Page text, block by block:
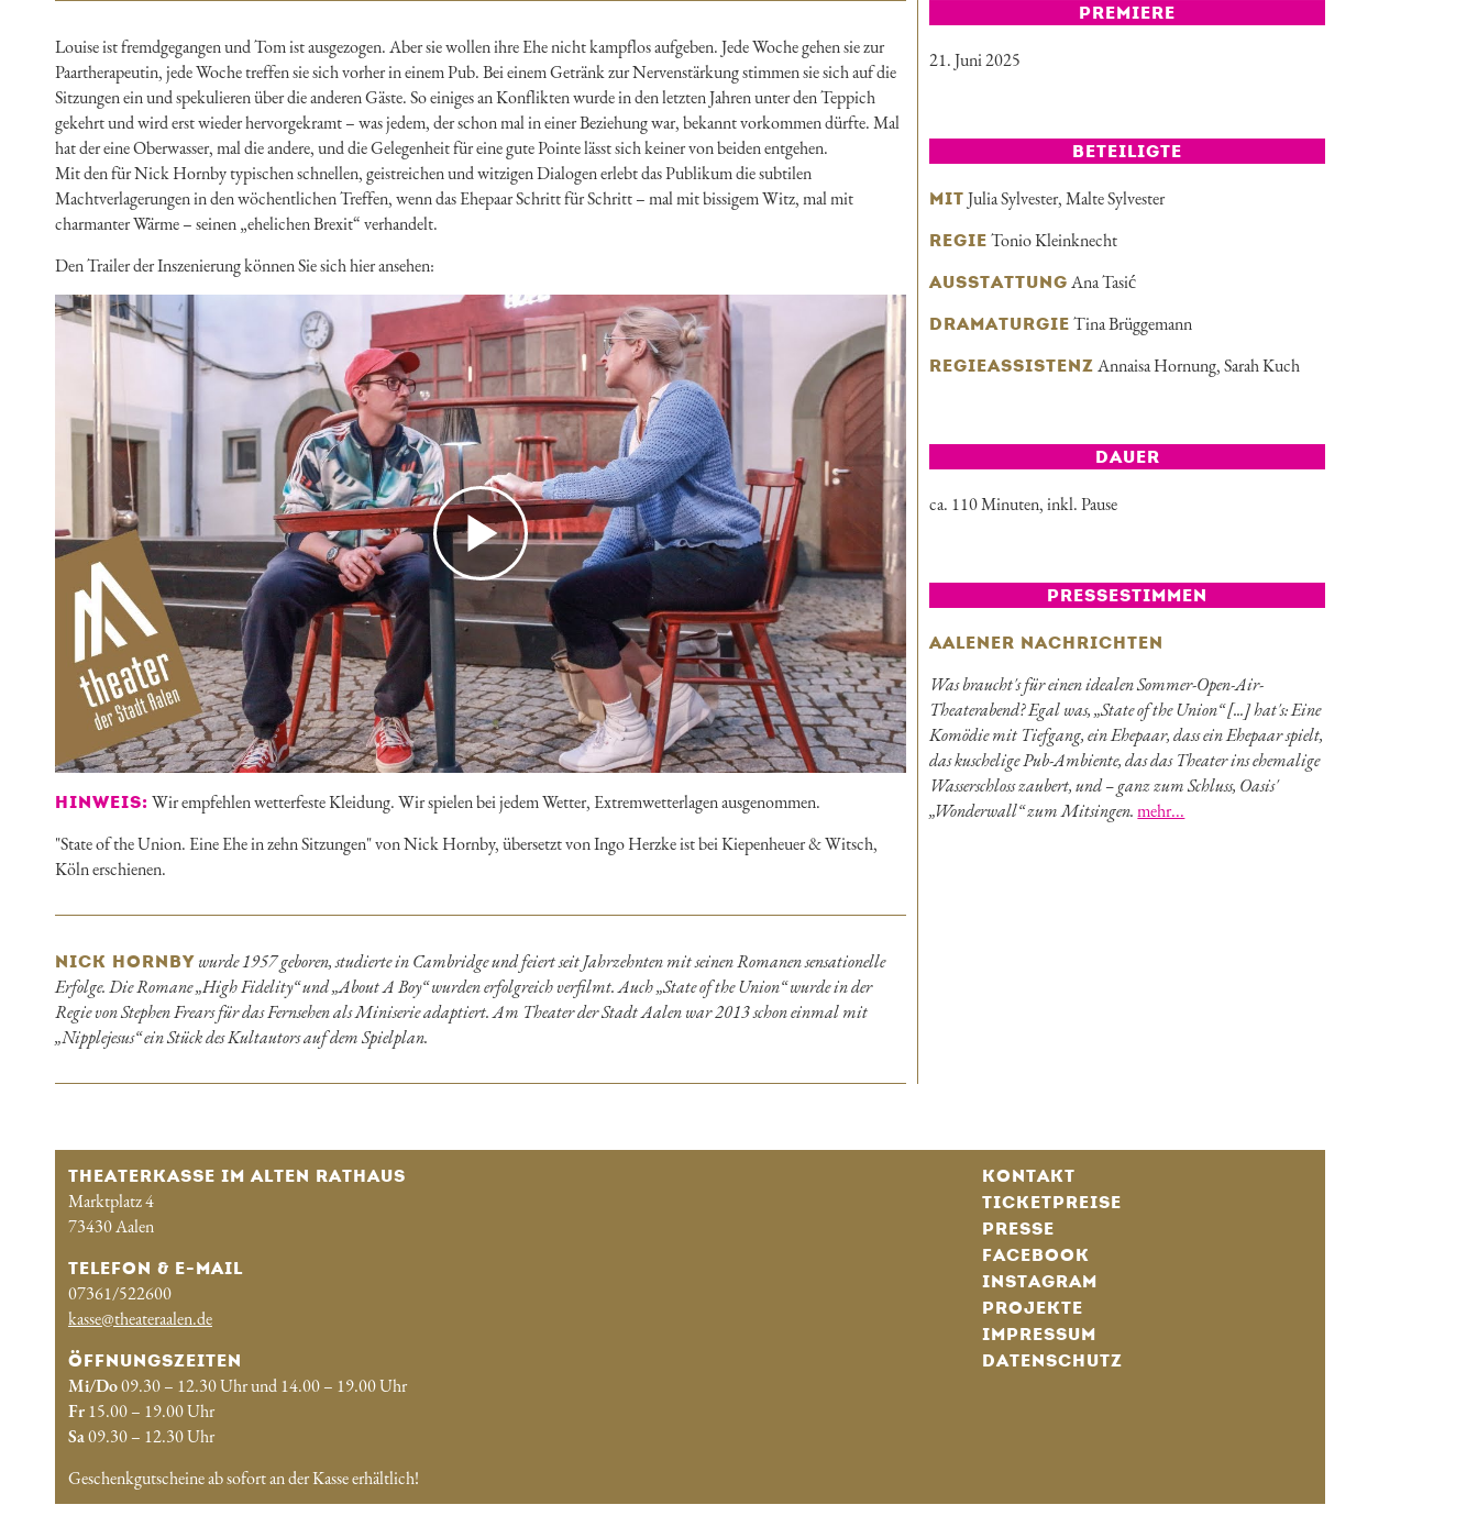
Louise ist fremdgegangen und Tom ist ausgezogen. Aber sie wollen ihre Ehe nicht kampflos aufgeben. Jede Woche gehen sie zur
Paartherapeutin, jede Woche treffen sie sich vorher in einem Pub. Bei einem Getränk zur Nervenstärkung stimmen sie sich auf die
Sitzungen ein und spekulieren über die anderen Gäste. So einiges an Konflikten wurde in den letzten Jahren unter den Teppich
gekehrt und wird erst wieder hervorgekramt – was jedem, der schon mal in einer Beziehung war, bekannt vorkommen dürfte. Mal
hat der eine Oberwasser, mal die andere, und die Gelegenheit für eine gute Pointe lässt sich keiner von beiden entgehen.
Mit den für Nick Hornby typischen schnellen, geistreichen und witzigen Dialogen erlebt das Publikum die subtilen
Machtverlagerungen in den wöchentlichen Treffen, wenn das Ehepaar Schritt für Schritt – mal mit bissigem Witz, mal mit
charmanter Wärme – seinen „ehelichen Brexit“ verhandelt.
Den Trailer der Inszenierung können Sie sich hier ansehen:
HINWEIS: Wir empfehlen wetterfeste Kleidung. Wir spielen bei jedem Wetter, Extremwetterlagen ausgenommen.
"State of the Union. Eine Ehe in zehn Sitzungen" von Nick Hornby, übersetzt von Ingo Herzke ist bei Kiepenheuer & Witsch,
Köln erschienen.
NICK HORNBY wurde 1957 geboren, studierte in Cambridge und feiert seit Jahrzehnten mit seinen Romanen sensationelle
Erfolge. Die Romane „High Fidelity“ und „About A Boy“ wurden erfolgreich verfilmt. Auch „State of the Union“ wurde in der
Regie von Stephen Frears für das Fernsehen als Miniserie adaptiert. Am Theater der Stadt Aalen war 2013 schon einmal mit
„Nipplejesus“ ein Stück des Kultautors auf dem Spielplan.
PREMIERE
21. Juni 2025
BETEILIGTE
MIT Julia Sylvester,Malte Sylvester
REGIE Tonio Kleinknecht
AUSSTATTUNG Ana Tasić
DRAMATURGIE Tina Brüggemann
REGIEASSISTENZ Annaisa Hornung, Sarah Kuch
DAUER
ca. 110 Minuten, inkl. Pause
PRESSESTIMMEN
AALENER NACHRICHTEN
Was braucht's für einen idealen Sommer-Open-Air-
Theaterabend? Egal was, „State of the Union“ [...] hat's: Eine
Komödie mit Tiefgang, ein Ehepaar, dass ein Ehepaar spielt,
das kuschelige Pub-Ambiente, das das Theater ins ehemalige
Wasserschloss zaubert, und – ganz zum Schluss, Oasis'
„Wonderwall“ zum Mitsingen. mehr...
THEATERKASSE IM ALTEN RATHAUS
Marktplatz 4
73430 Aalen
TELEFON & E-MAIL
07361/522600
kasse@theateraalen.de
ÖFFNUNGSZEITEN
Mi/Do09.30 – 12.30 Uhr und 14.00 – 19.00 Uhr
Fr15.00 – 19.00 Uhr
Sa09.30 – 12.30 Uhr
Geschenkgutscheine ab sofort an der Kasse erhältlich!
KONTAKT
TICKETPREISE
PRESSE
FACEBOOK
INSTAGRAM
PROJEKTE
IMPRESSUM
DATENSCHUTZ